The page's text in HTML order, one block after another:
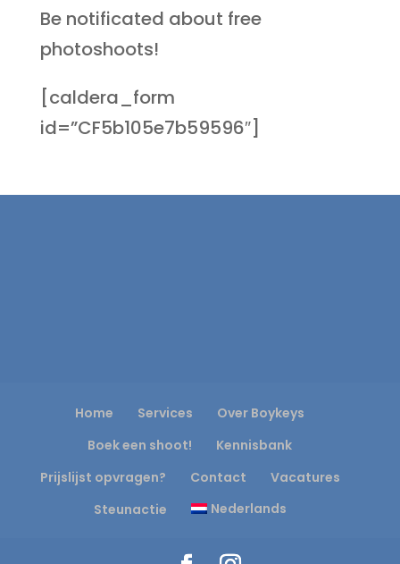
Be notificated about free
photoshoots!
[caldera_form
id=”CF5b105e7b59596″]
Home Services
Over Boykeys
Boek een shoot!
Kennisbank
Prijslijst opvragen?
Contact
Vacatures
Steunactie
Nederlands